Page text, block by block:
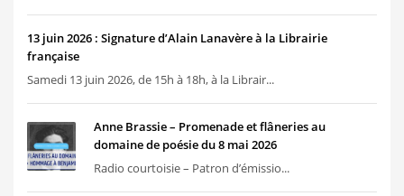
13 juin 2026 : Signature d’Alain Lanavère à la Librairie
française
Samedi 13 juin 2026, de 15h à 18h, à la Librair...
Anne Brassie – Promenade et flâneries au
domaine de poésie du 8 mai 2026
Radio courtoisie – Patron d’émissio...